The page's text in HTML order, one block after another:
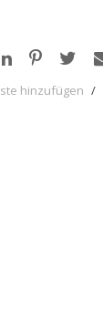
hinzufügen /